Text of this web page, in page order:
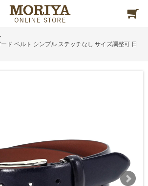
ド ベルト シンプル ステッチなし サイズ調整可 日